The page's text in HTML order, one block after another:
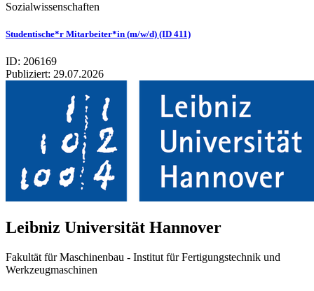
Sozialwissenschaften
Studentische*r Mitarbeiter*in (m/w/d) (ID 411)
ID: 206169
Publiziert: 29.07.2026
Leib­niz Uni­ver­si­tät Han­no­ver
Fakultät für Maschinenbau - Institut für Fertigungstechnik und
Werkzeugmaschinen